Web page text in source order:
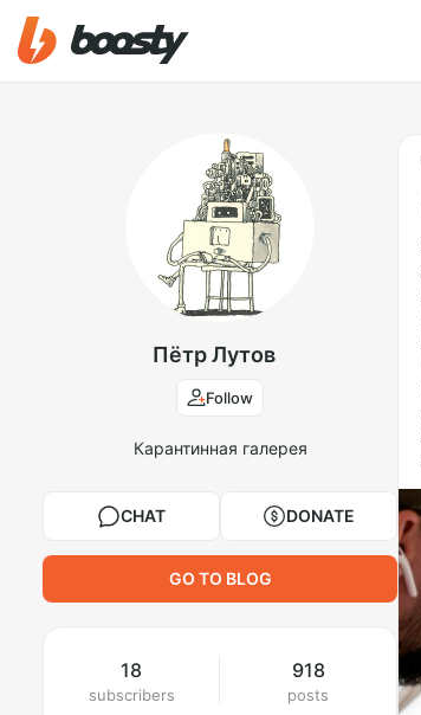
Пётр Лутов
Follow
Карантинная галерея
CHAT DONATE
GO TO BLOG
18
subscribers
918
posts